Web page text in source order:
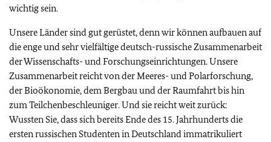
wichtig sein.
Unsere Länder sind gut gerüstet, denn wir können aufbauen auf
die enge und sehr vielfältige deutsch-russische Zusammenarbeit
der Wissenschafts- und Forschungseinrichtungen. Unsere
Zusammenarbeit reicht von der Meeres- und Polarforschung,
der Bioökonomie, dem Bergbau und der Raumfahrt bis hin
zum Teilchenbeschleuniger. Und sie reicht weit zurück:
Wussten Sie, dass sich bereits Ende des 15. Jahrhunderts die
ersten russischen Studenten in Deutschland immatrikuliert